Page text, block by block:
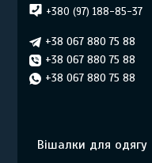
+380 (97) 188-85-37
+38 067 880 75 88
+38 067 880 75 88
+38 067 880 75 88
Вішалки для одягу